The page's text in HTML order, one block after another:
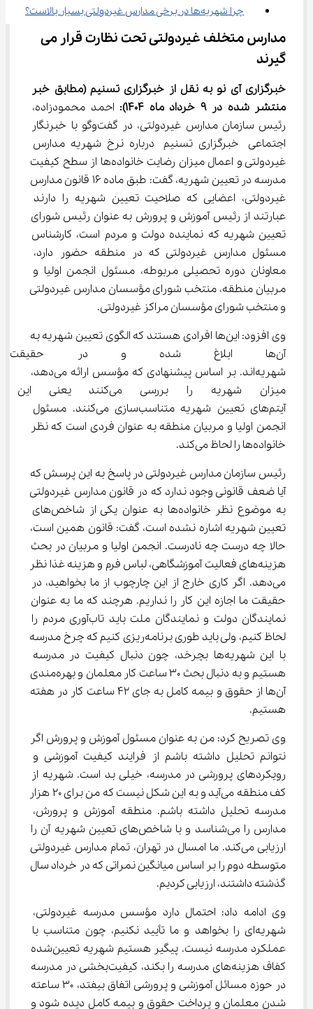
چرا شهریه‌ها در برخی مدارس غیردولتی بسیار بالاست؟
مدارس متخلف غیردولتی تحت نظارت قرار می
گیرند
خبرگزاری آی نو به نقل از خبرگزاری تسنیم (مطابق خبر
منتشر شده در 9 خرداد ماه 1404):
احمد محمودزاده،
رئیس سازمان مدارس غیردولتی، در گفت‌وگو با خبرنگار
اجتماعی خبرگزاری تسنیم درباره نرخ شهریه مدارس
غیردولتی و اعمال میزان رضایت خانواده‌ها از سطح کیفیت
مدرسه در تعیین شهریه، گفت: طبق ماده 16 قانون مدارس
غیردولتی، اعضایی که صلاحیت تعیین شهریه را دارند
عبارتند از رئیس آموزش و پرورش به عنوان رئیس شورای
تعیین شهریه که نماینده دولت و مردم است، کارشناس
مسئول مدارس غیردولتی که در منطقه حضور دارد،
معاونان دوره تحصیلی مربوطه، مسئول انجمن اولیا و
مربیان منطقه، منتخب شورای مؤسسان مدارس غیردولتی
و منتخب شورای مؤسسان مراکز غیردولتی.
وی افزود: این‌ها افرادی هستند که الگوی تعیین شهریه به
آن‌ها ابلاغ شده و در حقیقت
شهریه‌اند. بر اساس پیشنهادی که مؤسس ارائه می‌دهد،
میزان شهریه را بررسی
آیتم‌های تعیین شهریه متناسب‌سازی می‌کنند. مسئول
انجمن اولیا و مربیان منطقه به عنوان فردی است که نظر
خانواده‌ها را لحاظ می‌کند.
رئیس سازمان مدارس غیردولتی در پاسخ به این پرسش که
آیا ضعف قانونی وجود ندارد که در قانون مدارس غیردولتی
به موضوع نظر خانواده‌ها به عنوان یکی از شاخص‌های
تعیین شهریه اشاره نشده است، گفت: قانون همین است،
حالا چه درست چه نادرست. انجمن اولیا و مربیان در بحث
هزینه‌های فعالیت آموزشگاهی، لباس فرم و هزینه غذا نظر
می‌دهد. اگر کاری خارج از این چارچوب از ما بخواهید، در
حقیقت ما اجازه این کار را نداریم. هرچند که ما به عنوان
نمایندگان دولت و نمایندگان ملت باید تاب‌آوری مردم را
لحاظ کنیم، ولی باید طوری برنامه‌ریزی کنیم که چرخ مدرسه
با این شهریه‌ها بچرخد، چون دنبال کیفیت در مدرسه
هستیم و به دنبال بحث 30 ساعت کار معلمان و بهره‌مندی
آن‌ها از حقوق و بیمه کامل به جای 42 ساعت کار در هفته
هستیم.
وی تصریح کرد: من به عنوان مسئول آموزش و پرورش اگر
نتوانم تحلیل داشته باشم از فرایند کیفیت آموزشی و
رویکردهای پرورشی در مدرسه، خیلی بد است. شهریه از
کف منطقه می‌آید و به این شکل نیست که من برای 20 هزار
مدرسه تحلیل داشته باشم. منطقه آموزش و پرورش،
مدارس را می‌شناسد و با شاخص‌های تعیین شهریه آن را
ارزیابی می‌کند. ما امسال در تهران، تمام مدارس غیردولتی
متوسطه دوم را بر اساس میانگین نمراتی که در خرداد سال
گذشته داشتند، ارزیابی کردیم.
وی ادامه داد: احتمال دارد مؤسس مدرسه غیردولتی،
شهریه‌ای را بخواهد و ما تأیید نکنیم، چون متناسب با
عملکرد مدرسه نیست. پیگیر هستیم شهریه تعیین‌شده
کفاف هزینه‌های مدرسه را بکند، کیفیت‌بخشی در مدرسه
در حوزه مسائل آموزشی و پرورشی اتفاق بیفتد، 30 ساعته
شدن معلمان و پرداخت حقوق و بیمه کامل دیده شود و